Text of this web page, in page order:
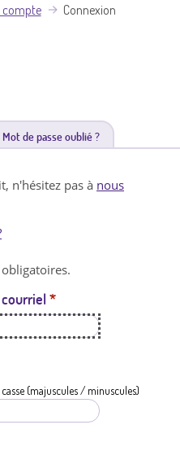
compte Connexion
Mot de passe oublié ?
n'hésitez pas à nous
*
(majuscules / minuscules)